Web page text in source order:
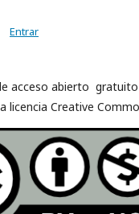
Entrar
acceso abierto
licencia Creative